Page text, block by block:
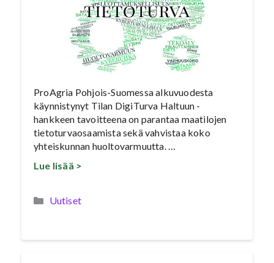
ProAgria Pohjois-Suomessa alkuvuodesta
käynnistynyt Tilan DigiTurva Haltuun -
hankkeen tavoitteena on parantaa maatilojen
tietoturvaosaamista sekä vahvistaa koko
yhteiskunnan huoltovarmuutta. …
Lue lisää >
Kategoriat
Uutiset